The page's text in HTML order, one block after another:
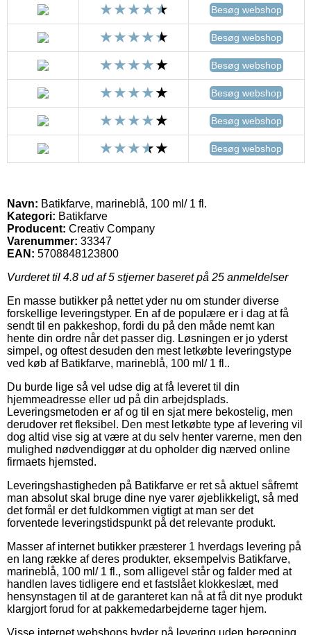
Besøg webshop
Besøg webshop
Besøg webshop
Besøg webshop
Besøg webshop
Besøg webshop
Navn: Batikfarve, marineblå, 100 ml/ 1 fl.
Kategori: Batikfarve
Producent: Creativ Company
Varenummer: 33347
EAN: 5708848123800
Vurderet til 4.8 ud af 5 stjerner baseret på 25 anmeldelser
En masse butikker på nettet yder nu om stunder diverse
forskellige leveringstyper. En af de populære er i dag at få
sendt til en pakkeshop, fordi du på den måde nemt kan
hente din ordre når det passer dig. Løsningen er jo yderst
simpel, og oftest desuden den mest letkøbte leveringstype
ved køb af Batikfarve, marineblå, 100 ml/ 1 fl..
Du burde lige så vel udse dig at få leveret til din
hjemmeadresse eller ud på din arbejdsplads.
Leveringsmetoden er af og til en sjat mere bekostelig, men
derudover ret fleksibel. Den mest letkøbte type af levering vil
dog altid vise sig at være at du selv henter varerne, men den
mulighed nødvendiggør at du opholder dig nærved online
firmaets hjemsted.
Leveringshastigheden på Batikfarve er ret så aktuel såfremt
man absolut skal bruge dine nye varer øjeblikkeligt, så med
det formål er det fuldkommen vigtigt at man ser det
forventede leveringstidspunkt på det relevante produkt.
Masser af internet butikker præsterer 1 hverdags levering på
en lang række af deres produkter, eksempelvis Batikfarve,
marineblå, 100 ml/ 1 fl., som alligevel står og falder med at
handlen laves tidligere end et fastslået klokkeslæt, med
hensynstagen til at de garanteret kan nå at få dit nye produkt
klargjort forud for at pakkemedarbejderne tager hjem.
Visse internet webshops byder på levering uden beregning,